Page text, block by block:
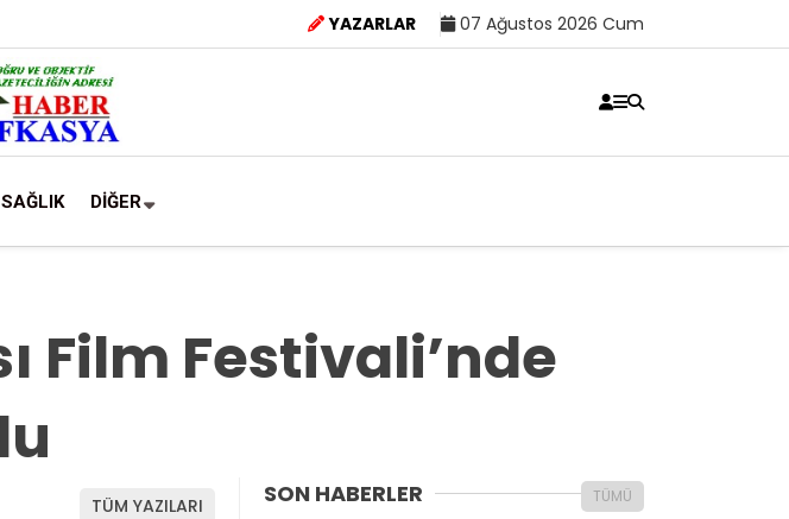
YAZARLAR 07 Ağustos 2026 Cum
SAĞLIK DİĞER
Film Festivali’nde
TÜM YAZILARI SON HABERLER TÜMÜ